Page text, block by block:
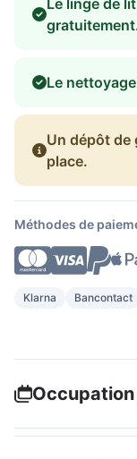
Le
Un dépôt de
place.
Méthodes de
Klarna Bancontact